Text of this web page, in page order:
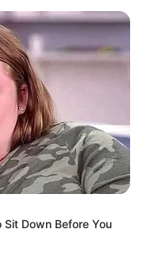
Sit Down Before You